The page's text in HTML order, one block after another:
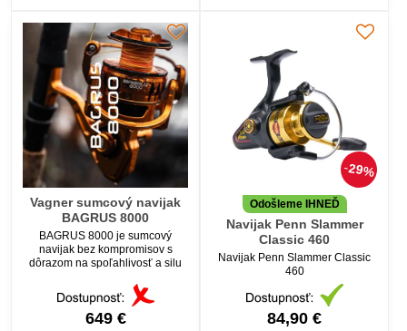
Vagner sumcový navijak
BAGRUS 8000
BAGRUS 8000 je sumcový
navijak bez kompromisov s
dôrazom na spoľahlivosť a silu
649 €
29%
Odošleme IHNEĎ
Navijak Penn Slammer
Classic 460
Navijak Penn Slammer Classic
460
84,90 €